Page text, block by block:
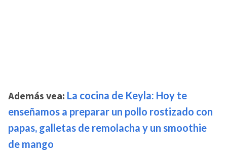
Además vea: La cocina de Keyla: Hoy te
enseñamos a preparar un pollo rostizado con
papas, galletas de remolacha y un smoothie
de mango